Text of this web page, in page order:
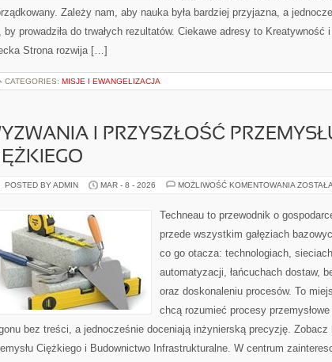
Zależy nam, aby nauka była bardziej przyjazna, a
by prowadziła do trwałych rezultatów. Ciekawe adresy to Kreatywność
Strona rozwija […]
CATEGORIES: MISJE I EWANGELIZACJA
I PRZYSZŁOŚĆ
POSTED BY ADMIN MAR - 8 - 2026 MOŻLIWOŚĆ KOMENTOWANIA
Techneau to przewodnik o
przede wszystkim gałęziach
co go otacza: technologiach,
automatyzacji, łańcuchach dostaw,
oraz doskonaleniu procesów. To
chcą rozumieć procesy
bez treści, a jednocześnie doceniają inżynierską precyzję. Zobacz
Ciężkiego i Budownictwo Infrastrukturalne. W centrum